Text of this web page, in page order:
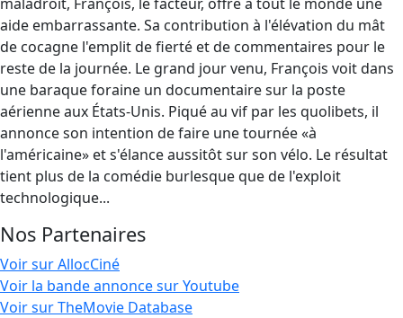
aide embarrassante. Sa contribution à l'élévation du mât
de cocagne l'emplit de fierté et de commentaires pour le
reste de la journée. Le grand jour venu, François voit dans
une baraque foraine un documentaire sur la poste
aérienne aux États-Unis. Piqué au vif par les quolibets, il
annonce son intention de faire une tournée «à
l'américaine» et s'élance aussitôt sur son vélo. Le résultat
tient plus de la comédie burlesque que de l'exploit
technologique...
Nos Partenaires
Voir sur AllocCiné
Voir la bande annonce sur Youtube
Voir sur TheMovie Database